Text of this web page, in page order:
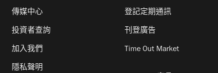
傳媒中心
投資者查詢
加入我們
隱私聲明
登記定期通訊
刊登廣告
Time Out Market